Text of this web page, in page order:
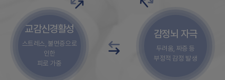
교감신경활성
스트레스, 불면증으로
인한
피로 가중
감정뇌 자극
두려움, 짜증 등
부정적 감정 발생